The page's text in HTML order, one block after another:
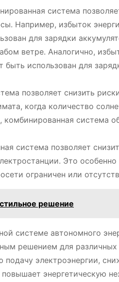
система
Например, избыток
для зарядки
ветре. Аналогично,
использован для
позволяет снизить
когда количество
система
система позволяет
Это
ограничен или
решение
системе автономного
решением для различных
электроэнергии,
энергетическую